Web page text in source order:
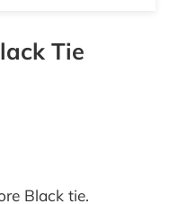
Tie
Black tie.